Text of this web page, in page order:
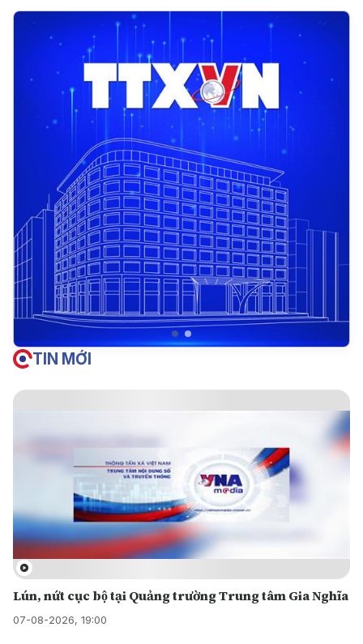
TIN MỚI
Lún, nứt cục bộ tại Quảng trường Trung tâm Gia Nghĩa
07-08-2026, 19:00